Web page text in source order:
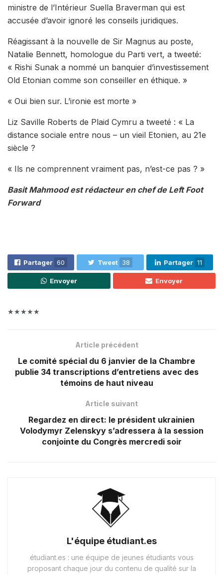
ministre de l’Intérieur Suella Braverman qui est
accusée d’avoir ignoré les conseils juridiques.
Réagissant à la nouvelle de Sir Magnus au poste,
Natalie Bennett, homologue du Parti vert, a tweeté:
« Rishi Sunak a nommé un banquier d’investissement
Old Etonian comme son conseiller en éthique. »
« Oui bien sur. L’ironie est morte »
Liz Saville Roberts de Plaid Cymru a tweeté : « La
distance sociale entre nous – un vieil Etonien, au 21e
siècle ?
« Ils ne comprennent vraiment pas, n’est-ce pas ? »
Basit Mahmood est rédacteur en chef de Left Foot
Forward
Partager 60 Tweet 38 Partager 11
Envoyer Envoyer
★★★★★
Article précédent
Le comité spécial du 6 janvier de la Chambre
publie 34 transcriptions d’entretiens avec des
témoins de haut niveau
Article suivant
Regardez en direct: le président ukrainien
Volodymyr Zelenskyy s’adressera à la session
conjointe du Congrès mercredi soir
L'équipe étudiant.es
étudiant.es : une équipe de jeunes étudiants vous
proposant chaque jour du contenu de qualité sur la